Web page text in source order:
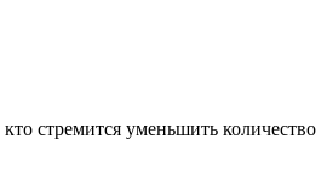
стремится уменьшить количество